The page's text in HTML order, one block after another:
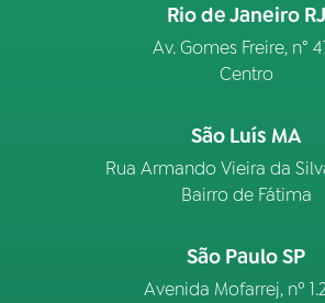
Rio de Janeiro RJ
Av. Gomes Freire, n°
Centro
São Luís MA
Rua Armando Vieira da
Bairro de Fátima
São Paulo SP
Avenida Mofarrej, nº